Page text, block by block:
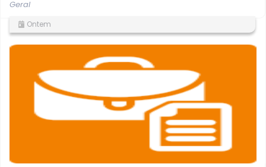
Geral
Ontem